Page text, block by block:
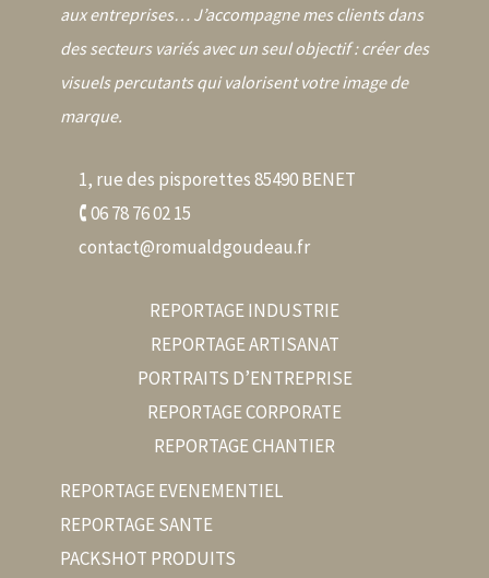
aux entreprises… J’accompagne mes clients dans
des secteurs variés avec un seul objectif : créer des
visuels percutants qui valorisent votre image de
marque.
1, rue des pisporettes 85490 BENET
🕻 06 78 76 02 15
contact@romualdgoudeau.fr
REPORTAGE INDUSTRIE
REPORTAGE ARTISANAT
PORTRAITS D’ENTREPRISE
REPORTAGE CORPORATE
REPORTAGE CHANTIER
REPORTAGE EVENEMENTIEL
REPORTAGE SANTE
PACKSHOT PRODUITS